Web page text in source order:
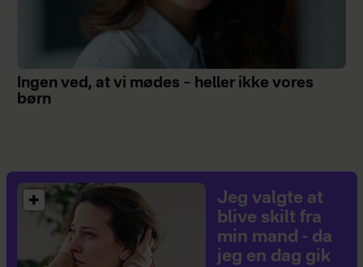
Ingen ved, at vi mødes – heller ikke vores
børn
Jeg valgte at
blive skilt fra
min mand - da
jeg en dag gik